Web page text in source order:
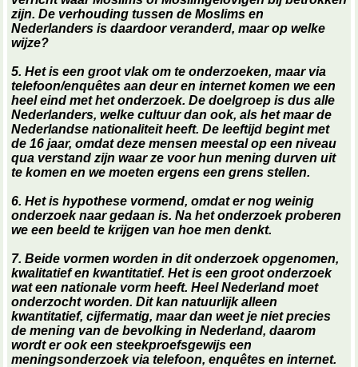
zijn. De verhouding tussen de Moslims en
Nederlanders is daardoor veranderd, maar op welke
wijze?
5. Het is een groot vlak om te onderzoeken, maar via
telefoon/enquêtes aan deur en internet komen we een
heel eind met het onderzoek. De doelgroep is dus alle
Nederlanders, welke cultuur dan ook, als het maar de
Nederlandse nationaliteit heeft. De leeftijd begint met
de 16 jaar, omdat deze mensen meestal op een niveau
qua verstand zijn waar ze voor hun mening durven uit
te komen en we moeten ergens een grens stellen.
6. Het is hypothese vormend, omdat er nog weinig
onderzoek naar gedaan is. Na het onderzoek proberen
we een beeld te krijgen van hoe men denkt.
7. Beide vormen worden in dit onderzoek opgenomen,
kwalitatief en kwantitatief. Het is een groot onderzoek
wat een nationale vorm heeft. Heel Nederland moet
onderzocht worden. Dit kan natuurlijk alleen
kwantitatief, cijfermatig, maar dan weet je niet precies
de mening van de bevolking in Nederland, daarom
wordt er ook een steekproefsgewijs een
meningsonderzoek via telefoon, enquêtes en internet.